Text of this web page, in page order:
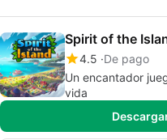
Spirit of the
4.5 De pago
Un encantador
vida